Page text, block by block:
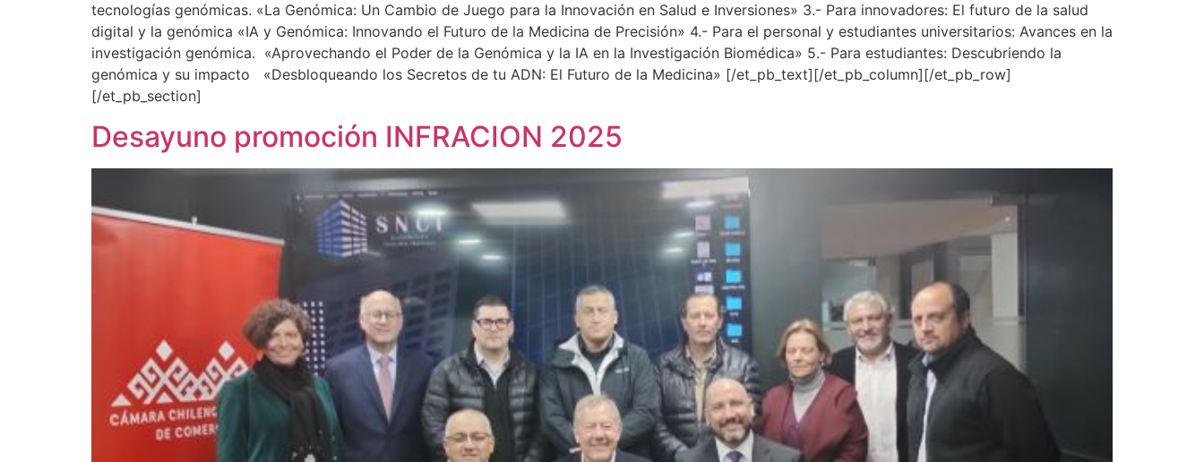
tecnologías genómicas. «La Genómica: Un Cambio de Juego para la Innovación en Salud e Inversiones» 3.- Para innovadores: El futuro de la salud
digital y la genómica «IA y Genómica: Innovando el Futuro de la Medicina de Precisión» 4.- Para el personal y estudiantes universitarios: Avances en la
investigación genómica. «Aprovechando el Poder de la Genómica y la IA en la Investigación Biomédica» 5.- Para estudiantes: Descubriendo la
genómica y su impacto «Desbloqueando los Secretos de tu ADN: El Futuro de la Medicina» [/et_pb_text][/et_pb_column][/et_pb_row]
[/et_pb_section]
Desayuno promoción INFRACION 2025